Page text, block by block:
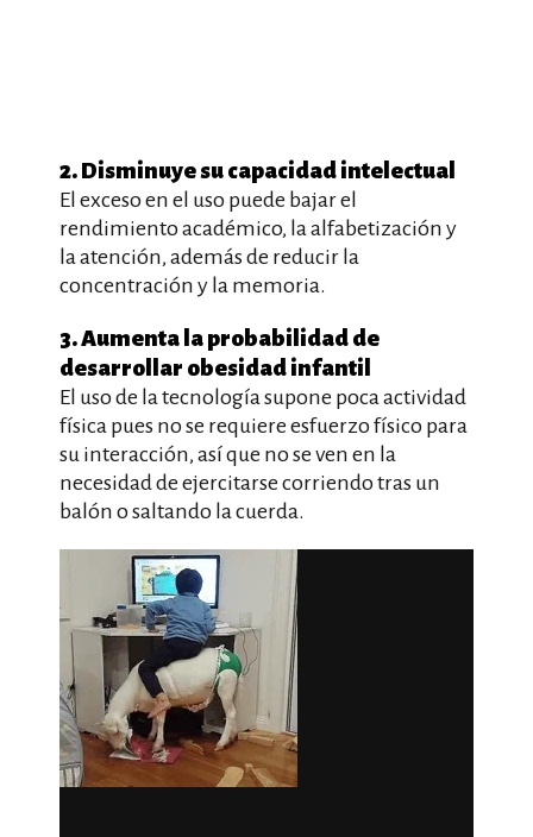
2. Disminuye su capacidad intelectual
El exceso en el uso puede bajar el
rendimiento académico, la alfabetización y
la atención, además de reducir la
concentración y la memoria.
3. Aumenta la probabilidad de
desarrollar obesidad infantil
El uso de la tecnología supone poca actividad
física pues no se requiere esfuerzo físico para
su interacción, así que no se ven en la
necesidad de ejercitarse corriendo tras un
balón o saltando la cuerda.